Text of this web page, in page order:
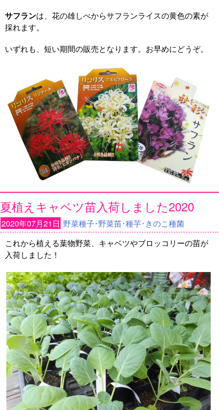
サフランは、花の雄しべからサフランライスの黄色の素が
採れます。
いずれも、短い期間の販売となります。お早めにどうぞ。
夏植えキャベツ苗入荷しました2020
2020年07月21日 野菜種子･野菜苗･種芋･きのこ種菌
これから植える葉物野菜、キャベツやブロッコリーの苗が
入荷しました！